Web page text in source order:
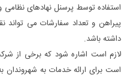
استفاده توسط پرسنل نهادهای نظامی
پیراهن و تعداد سفارشات می
داشته باشد.
لازم است اشاره شود که برخی از
است برای ارائه خدمات به شهروندان